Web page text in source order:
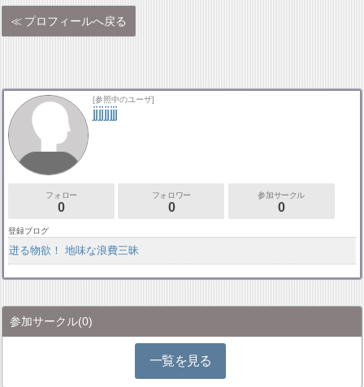
プロフィールへ戻る
[参照中のユーザ]
jjjjjjjjj
フォロー
0
フォロワー
0
参加サークル
0
登録ブログ
迸る物欲！ 地味な浪費三昧
参加サークル(0)
一覧を見る